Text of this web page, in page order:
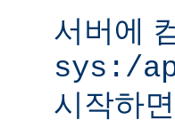
서버에
sys:/
시작하면